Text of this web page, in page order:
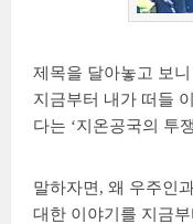
제목을 달아놓고 보
지금부터 내가 떠들
다는 ‘지온공국의 투
말하자면, 왜 우주인
대한 이야기를 지금